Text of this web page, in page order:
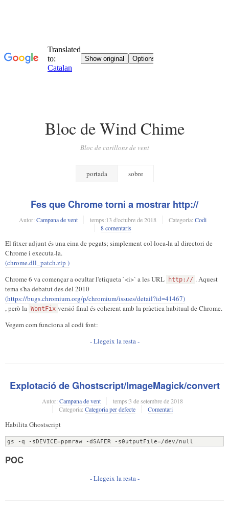
Bloc de Wind Chime
Bloc de carillons de vent
portada sobre
Fes que Chrome torni a mostrar http://
Autor: Campana de vent temps:13 d'octubre de 2018 Categoria: Codi
8 comentaris
El fitxer adjunt és una eina de pegats; simplement col·loca-la al directori de
Chrome i executa-la.
(chrome.dll_patch.zip )
Chrome 6 va començar a ocultar l'etiqueta `<i>` a les URL
http:// . Aquest
tema s'ha debatut des del 2010
(https://bugs.chromium.org/p/chromium/issues/detail?id=41467)
, però la WontFix versió final és coherent amb la pràctica habitual de Chrome.
Vegem com funciona al codi font:
- Llegeix la resta -
Explotació de Ghostscript/ImageMagick/convert
Autor: Campana de vent temps:3 de setembre de 2018
Categoria: Categoria per defecte Comentari
Habilita Ghostscript
POC
- Llegeix la resta -